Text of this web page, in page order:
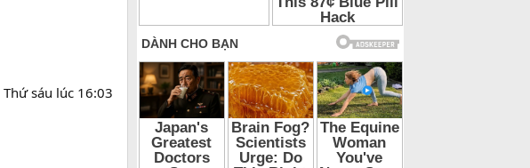
Thứ sáu lúc 16:03